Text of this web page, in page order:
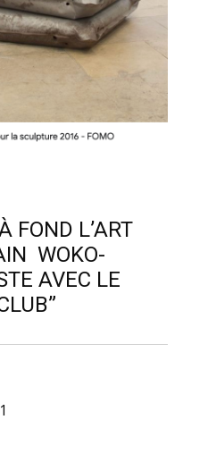
FOND L’ART
WOKO-
AVEC LE